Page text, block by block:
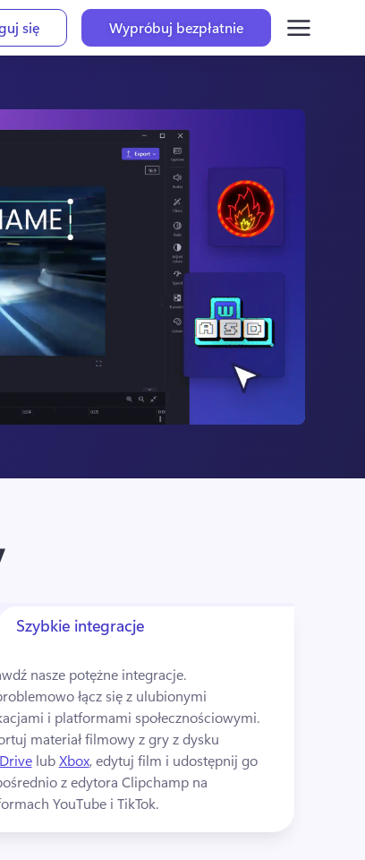
się Wypróbuj bezpłatnie
Szybkie integracje
Sprawdź nasze potężne integracje.
łącz się z ulubionymi
aplikacjami i platformami społecznościowymi.
materiał filmowy z gry z dysku
lub Xbox, edytuj film i udostępnij go
z edytora Clipchamp na
YouTube i TikTok.